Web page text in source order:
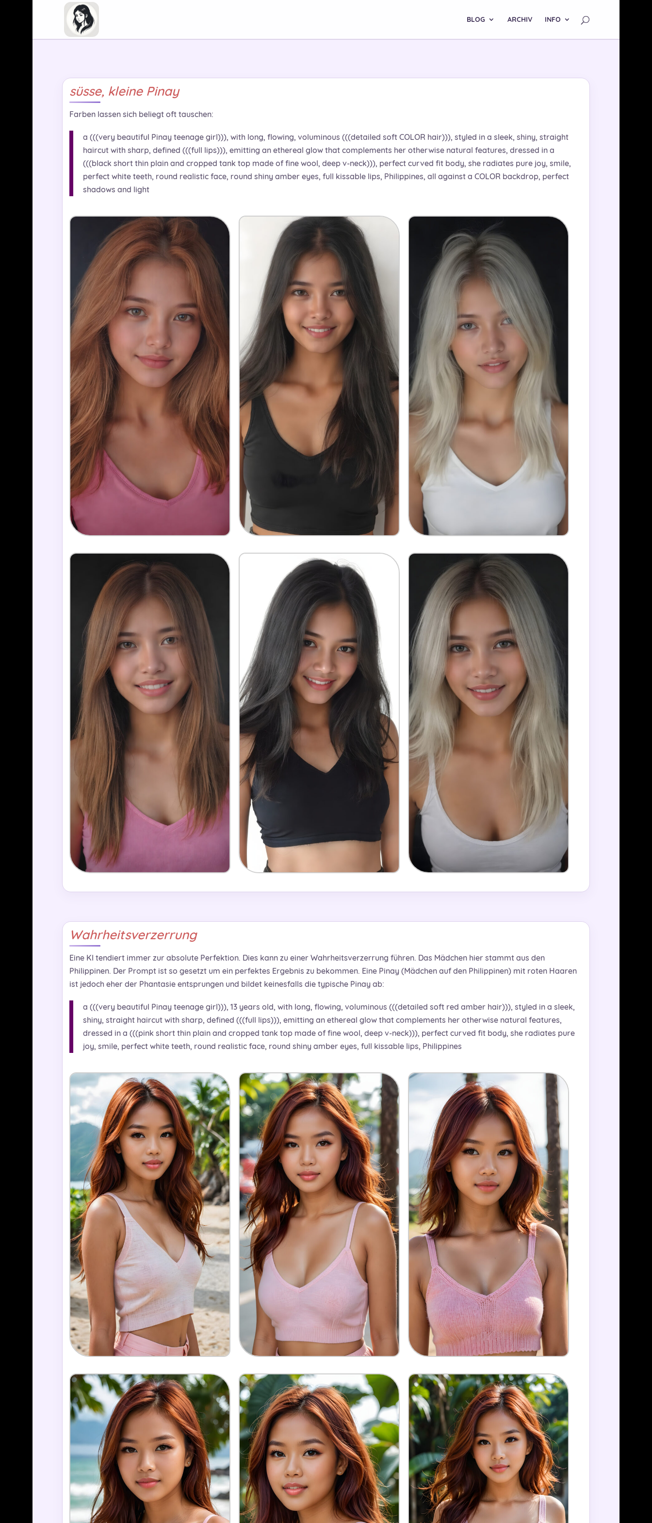
BLOG ARCHIV INFO
süsse, kleine Pinay
Farben lassen sich beliegt oft tauschen:
a (((very beautiful Pinay teenage girl))), with long, flowing, voluminous (((detailed soft COLOR hair))), styled in a sleek, shiny, straight
haircut with sharp, defined (((full lips))), emitting an ethereal glow that complements her otherwise natural features, dressed in a
(((black short thin plain and cropped tank top made of fine wool, deep v-neck))), perfect curved fit body, she radiates pure joy, smile,
perfect white teeth, round realistic face, round shiny amber eyes, full kissable lips, Philippines, all against a COLOR backdrop, perfect
shadows and light
Wahrheitsverzerrung
Eine KI tendiert immer zur absolute Perfektion. Dies kann zu einer Wahrheitsverzerrung führen. Das Mädchen hier stammt aus den
Philippinen. Der Prompt ist so gesetzt um ein perfektes Ergebnis zu bekommen. Eine Pinay (Mädchen auf den Philippinen) mit roten Haaren
ist jedoch eher der Phantasie entsprungen und bildet keinesfalls die typische Pinay ab:
a (((very beautiful Pinay teenage girl))), 13 years old, with long, flowing, voluminous (((detailed soft red amber hair))), styled in a sleek,
shiny, straight haircut with sharp, defined (((full lips))), emitting an ethereal glow that complements her otherwise natural features,
dressed in a (((pink short thin plain and cropped tank top made of fine wool, deep v-neck))), perfect curved fit body, she radiates pure
joy, smile, perfect white teeth, round realistic face, round shiny amber eyes, full kissable lips, Philippines